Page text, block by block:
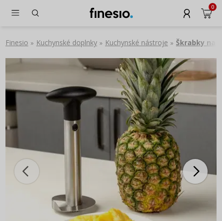
0
Finesio » Kuchynské doplnky » Kuchynské nástroje » Škrabky na